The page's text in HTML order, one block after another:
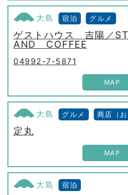
大島 宿泊 グルメ
ゲストハウス 吉陽／
AND COFFEE
04992-7-5871
MAP
大島 グルメ 商店（
定丸
MAP
大島 宿泊